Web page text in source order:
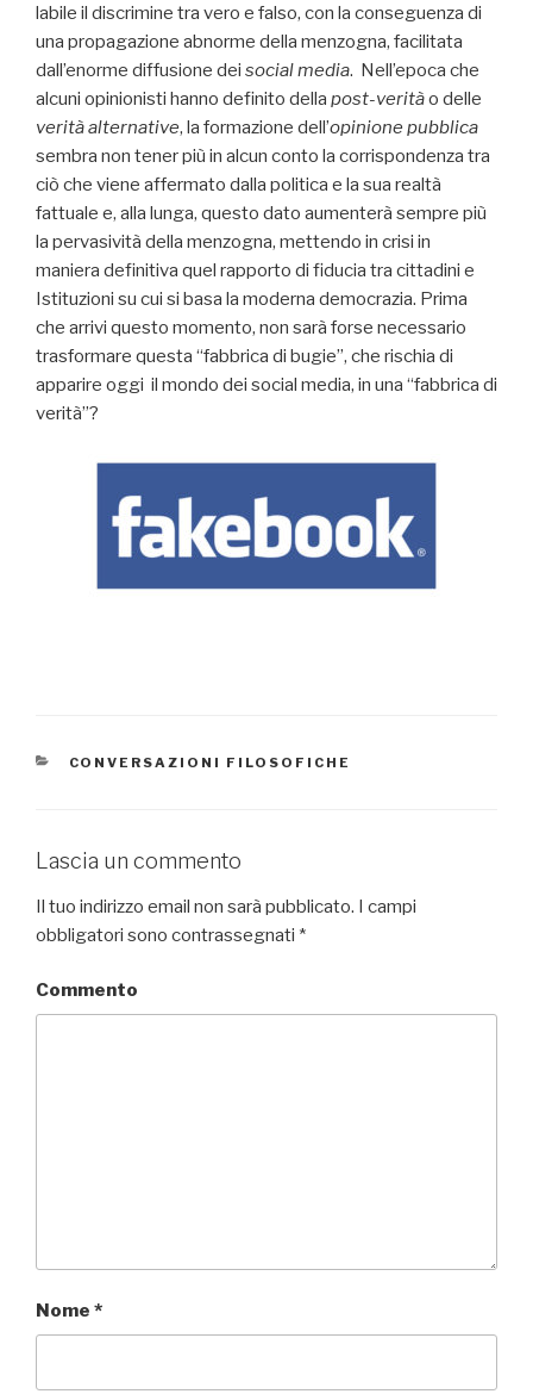
labile il discrimine tra vero e falso, con la conseguenza di
una propagazione abnorme della menzogna, facilitata
dall’enorme diffusione dei social media. Nell’epoca che
alcuni opinionisti hanno definito della post-veritào delle
verità alternative, la formazione dell’opinione pubblica
sembra non tener più in alcun conto la corrispondenza tra
ciò che viene affermato dalla politica e la sua realtà
fattuale e, alla lunga, questo dato aumenterà sempre più
la pervasività della menzogna, mettendo in crisi in
maniera definitiva quel rapporto di fiducia tra cittadini e
Istituzioni su cui si basa la moderna democrazia. Prima
che arrivi questo momento, non sarà forse necessario
trasformare questa “fabbrica di bugie”, che rischia di
apparire oggi il mondo dei social media, in una “fabbrica di
verità”?
CATEGORIE
CONVERSAZIONI FILOSOFICHE
Lascia un commento
Il tuo indirizzo email non sarà pubblicato. I campi
obbligatori sono contrassegnati *
Commento
Nome *